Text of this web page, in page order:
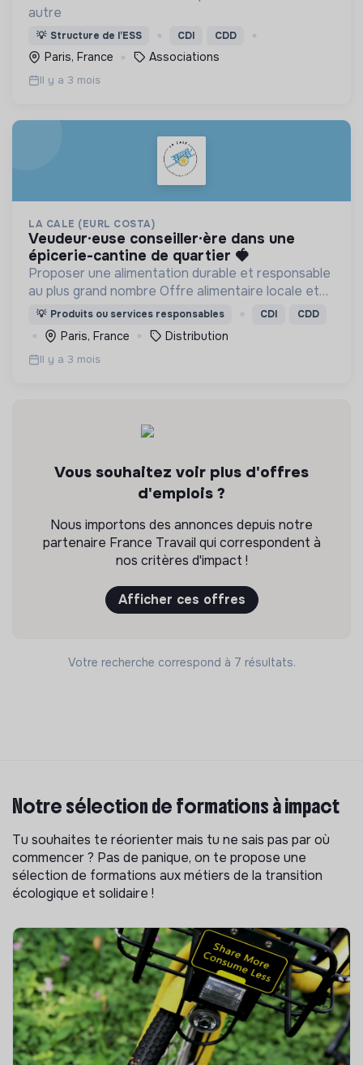
autre
💡 Structure de l’ESS CDI CDD
Paris, France Associations
Il y a 3 mois
LA CALE (EURL COSTA)
veudeur·euse conseiller·ère dans une
épicerie-cantine de quartier 🍓​
Proposer une alimentation durable et responsable
au plus grand nombre Offre alimentaire locale et
bio.
💡 Produits ou services responsables CDI CDD
Paris, France Distribution
Il y a 3 mois
Vous souhaitez voir plus d'offres
d'emplois ?
Nous importons des annonces depuis notre
partenaire France Travail qui correspondent à
nos critères d'impact !
Afficher ces offres
Votre recherche correspond à 7 résultats.
Notre sélection de formations à impact
Tu souhaites te réorienter mais tu ne sais pas par où
commencer ? Pas de panique, on te propose une
sélection de formations aux métiers de la transition
écologique et solidaire !